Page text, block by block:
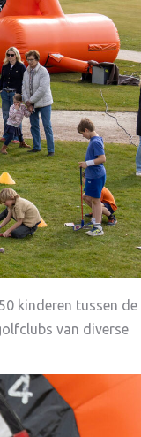
kinderen tussen de
van diverse